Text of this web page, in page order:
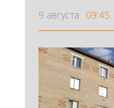
9 августа 09:45